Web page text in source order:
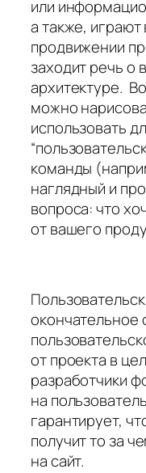
или
а также,
продвижении
заходит речь о
архитектуре.
можно
использовать
команды
наглядный и
вопроса: что
от вашего
окончательное
от проекта в
разработчики
на
гарантирует,
получит то за
на сайт.